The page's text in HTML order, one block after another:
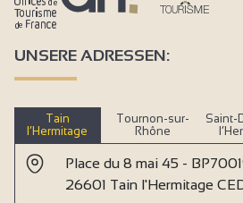
UNSERE ADRESSEN:
Tain
l’Hermitage
Tournon-sur-
Rhône
Saint-
Place du 8 mai 45 -
26601 Tain l'Hermitage